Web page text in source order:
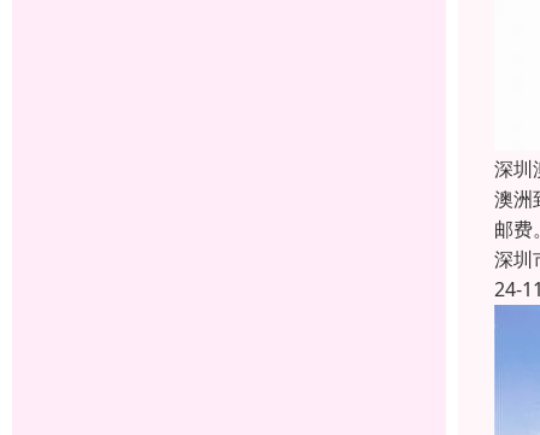
深圳
澳洲
邮费
深圳
24-